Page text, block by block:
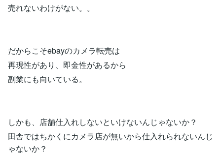
売れないわけがない。。
だからこそebayのカメラ転売は
再現性があり、即金性があるから
副業にも向いている。
しかも、店舗仕入れしないといけないんじゃないか？
田舎ではちかくにカメラ店が無いから仕入れられないんじ
ゃないか？